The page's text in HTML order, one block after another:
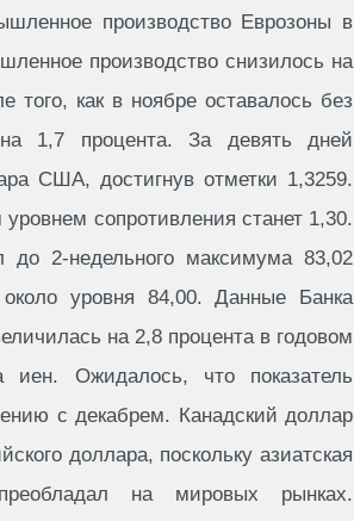
производство Еврозоны в
производство снизилось на
того, как в ноябре оставалось без
на 1,7 процента. За девять дней
США, достигнув отметки 1,3259.
сопротивления станет 1,30.
до 2-недельного максимума 83,02
уровня 84,00. Данные Банка
на 2,8 процента в годовом
иен. Ожидалось, что показатель
с декабрем. Канадский доллар
доллара, поскольку азиатская
на мировых рынках.